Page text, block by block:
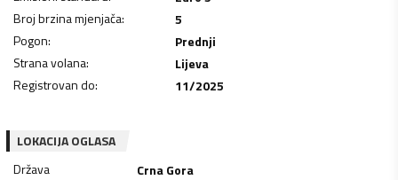
Broj brzina mjenjača:
5
Pogon:
Prednji
Strana volana:
Lijeva
Registrovan do: 11/2025
LOKACIJA OGLASA
Država
Crna Gora